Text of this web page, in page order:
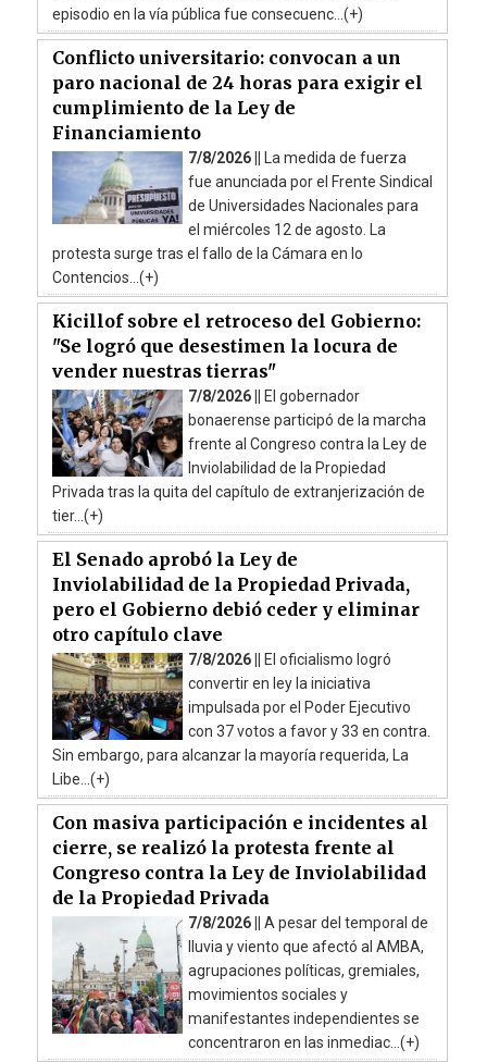
episodio en la vía pública fue consecuenc...(+)
Conflicto universitario: convocan a un
paro nacional de 24 horas para exigir el
cumplimiento de la Ley de
Financiamiento
7/8/2026 ||
La medida de fuerza
fue anunciada por el Frente Sindical
de Universidades Nacionales para
el miércoles 12 de agosto. La
protesta surge tras el fallo de la Cámara en lo
Contencios...(+)
Kicillof sobre el retroceso del Gobierno:
"Se logró que desestimen la locura de
vender nuestras tierras"
7/8/2026 ||
El gobernador
bonaerense participó de la marcha
frente al Congreso contra la Ley de
Inviolabilidad de la Propiedad
Privada tras la quita del capítulo de extranjerización de
tier...(+)
El Senado aprobó la Ley de
Inviolabilidad de la Propiedad Privada,
pero el Gobierno debió ceder y eliminar
otro capítulo clave
7/8/2026 ||
El oficialismo logró
convertir en ley la iniciativa
impulsada por el Poder Ejecutivo
con 37 votos a favor y 33 en contra.
Sin embargo, para alcanzar la mayoría requerida, La
Libe...(+)
Con masiva participación e incidentes al
cierre, se realizó la protesta frente al
Congreso contra la Ley de Inviolabilidad
de la Propiedad Privada
7/8/2026 || A pesar del temporal de
lluvia y viento que afectó al AMBA,
agrupaciones políticas, gremiales,
movimientos sociales y
manifestantes independientes se
concentraron en las inmediac...(+)